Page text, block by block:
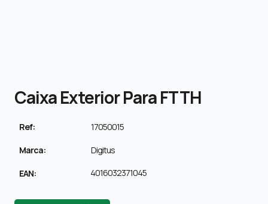
Caixa Exterior Para FTTH
Ref: 17050015
Marca: Digitus
EAN: 4016032371045